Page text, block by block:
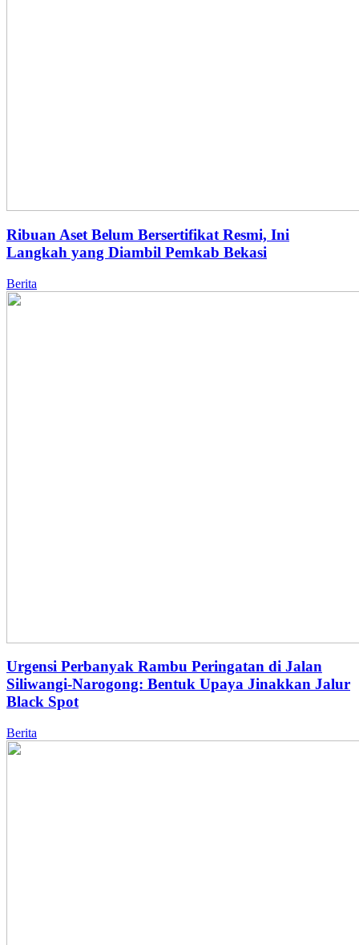
Ribuan Aset Belum Bersertifikat Resmi, Ini
Langkah yang Diambil Pemkab Bekasi
Berita
Urgensi Perbanyak Rambu Peringatan di Jalan
Siliwangi-Narogong: Bentuk Upaya Jinakkan Jalur
Black Spot
Berita